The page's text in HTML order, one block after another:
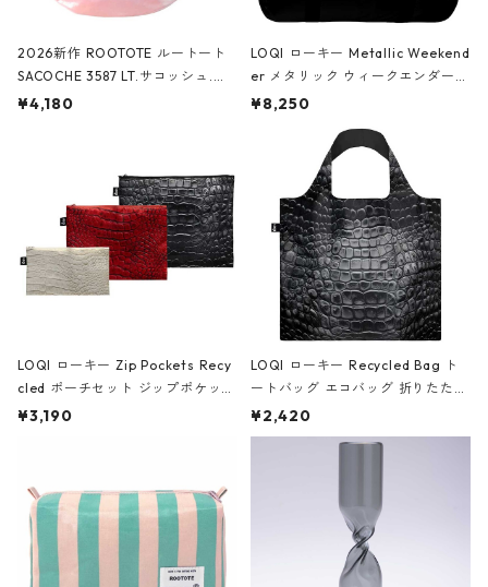
2026新作 ROOTOTE ルートート
SACOCHE 3587 LT.サコッシュ.ル
ミエ-B ショルダーバッグ グロスピ
¥4,180
LOQI ローキー Metallic Weekend
er メタリック ウィークエンダー
ボストンバッグ ショルダーバッグ
Black ジャン=ミッシェル・バスキ
ア/クラウン ブラック
¥8,250
LOQI ローキー Zip Pockets Recy
cled ポーチセット ジップポケット
ファスナーポーチ 撥水加工 トラベ
ーガンディー、オフホワイト
¥3,190
LOQI ローキー Recycled Bag ト
ートバッグ エコバッグ 折りたたみ
大きめ 撥水加工 収納ポーチ CRO
CODILE/Black クロコダイル/ブラ
¥2,420